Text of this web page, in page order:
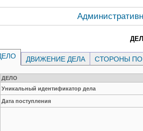
ДВИЖЕНИЕ ДЕЛА СТОРОНЫ ПО
ДЕЛО
Уникальный идентификатор дела
Дата поступления